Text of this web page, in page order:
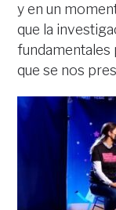
y en un
que la
fundamentales
que se nos